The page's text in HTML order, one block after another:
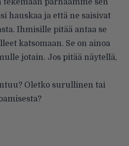
parhaamme sen
hauskaa ja että ne saisivat
Ihmisille pitää antaa se
katsomaan. Se on ainoa
jotain. Jos pitää näytellä,
Oletko surullinen tai